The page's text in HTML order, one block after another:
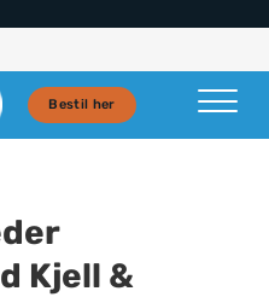
Bestil her
Kjell &